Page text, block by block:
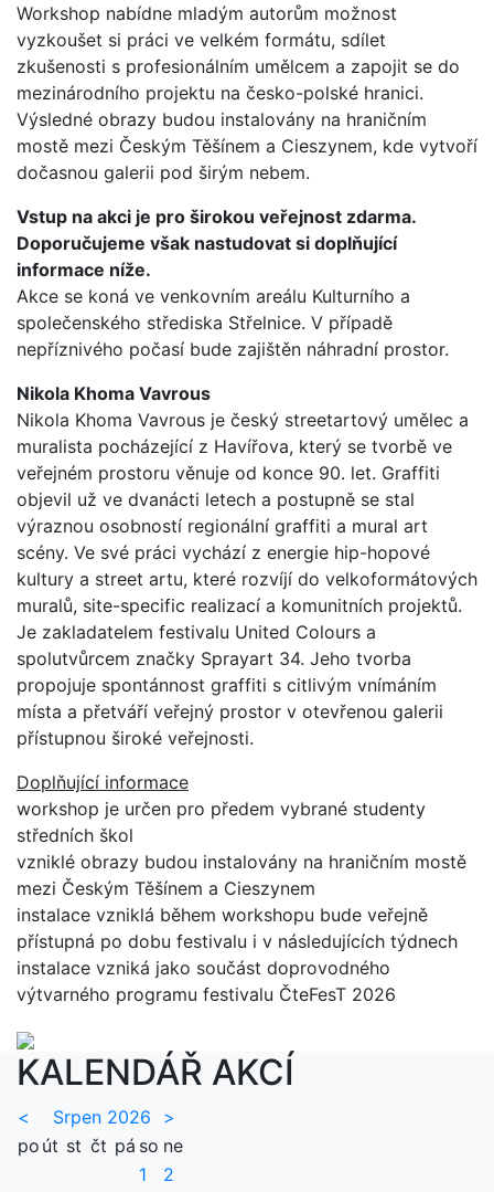
Workshop nabídne mladým autorům možnost
vyzkoušet si práci ve velkém formátu, sdílet
zkušenosti s profesionálním umělcem a zapojit se do
mezinárodního projektu na česko-polské hranici.
Výsledné obrazy budou instalovány na hraničním
mostě mezi Českým Těšínem a Cieszynem, kde vytvoří
dočasnou galerii pod širým nebem.
Vstup na akci je pro širokou veřejnost zdarma.
Doporučujeme však nastudovat si doplňující
informace níže.
Akce se koná ve venkovním areálu Kulturního a
společenského střediska Střelnice. V případě
nepříznivého počasí bude zajištěn náhradní prostor.
Nikola Khoma Vavrous
Nikola Khoma Vavrous je český streetartový umělec a
muralista pocházející z Havířova, který se tvorbě ve
veřejném prostoru věnuje od konce 90. let. Graffiti
objevil už ve dvanácti letech a postupně se stal
výraznou osobností regionální graffiti a mural art
scény. Ve své práci vychází z energie hip-hopové
kultury a street artu, které rozvíjí do velkoformátových
muralů, site-specific realizací a komunitních projektů.
Je zakladatelem festivalu United Colours a
spolutvůrcem značky Sprayart 34. Jeho tvorba
propojuje spontánnost graffiti s citlivým vnímáním
místa a přetváří veřejný prostor v otevřenou galerii
přístupnou široké veřejnosti.
Doplňující informace
workshop je určen pro předem vybrané studenty
středních škol
vzniklé obrazy budou instalovány na hraničním mostě
mezi Českým Těšínem a Cieszynem
instalace vzniklá během workshopu bude veřejně
přístupná po dobu festivalu i v následujících týdnech
instalace vzniká jako součást doprovodného
výtvarného programu festivalu ČteFesT 2026
KALENDÁŘ AKCÍ
< Srpen 2026
>
po út st čt pá so ne
1
2